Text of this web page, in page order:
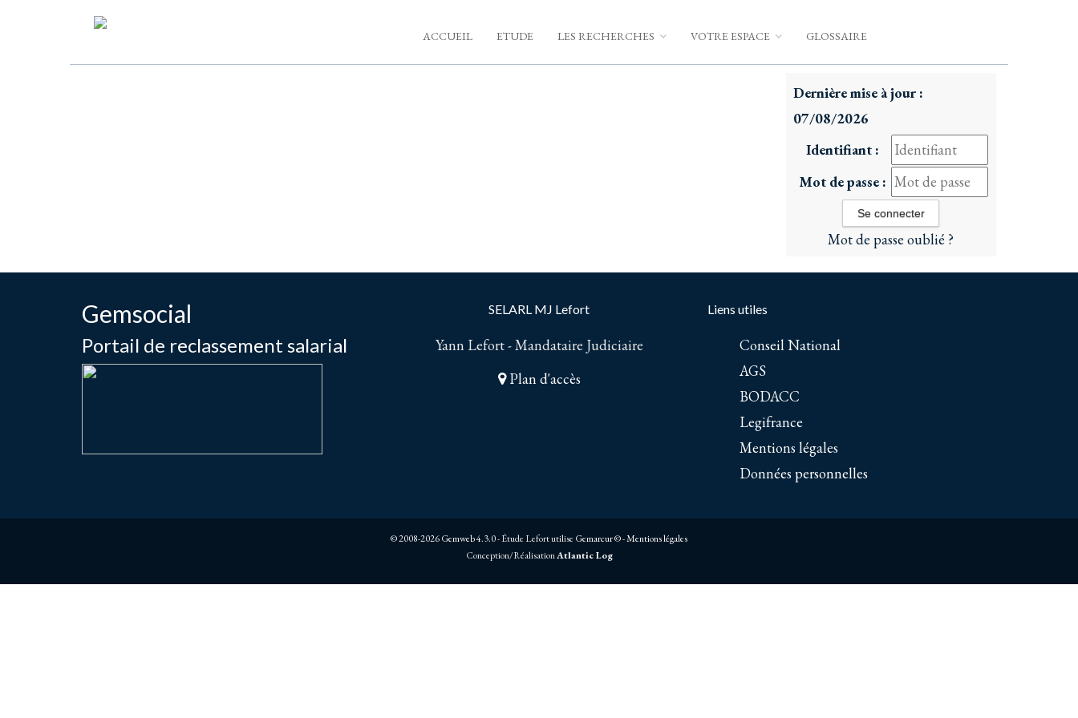
ACCUEIL ETUDE LES RECHERCHES VOTRE ESPACE GLOSSAIRE
Dernière mise à jour :
07/08/2026
Identifiant :
Mot de passe :
Mot de passe oublié ?
Gemsocial
Portail de reclassement salarial
SELARL MJ Lefort
Yann Lefort - Mandataire Judiciaire
Plan d'accès
Liens utiles
Conseil National
AGS
BODACC
Legifrance
Mentions légales
Données personnelles
© 2008-2026 Gemweb 4.3.0- Étude Lefort utilise Gemarcur ©-Mentions légales
Conception/RéalisationAtlantic Log